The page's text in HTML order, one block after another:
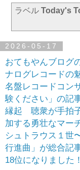
ラベルToday's
2026-05-17
おてもやんブログ
ナログレコードの
名盤レコードコン
験ください」の記
縁起 聴衆が手拍
加する勇壮なマー
シュトラウス１世
行進曲」が総合記
18位になりました！